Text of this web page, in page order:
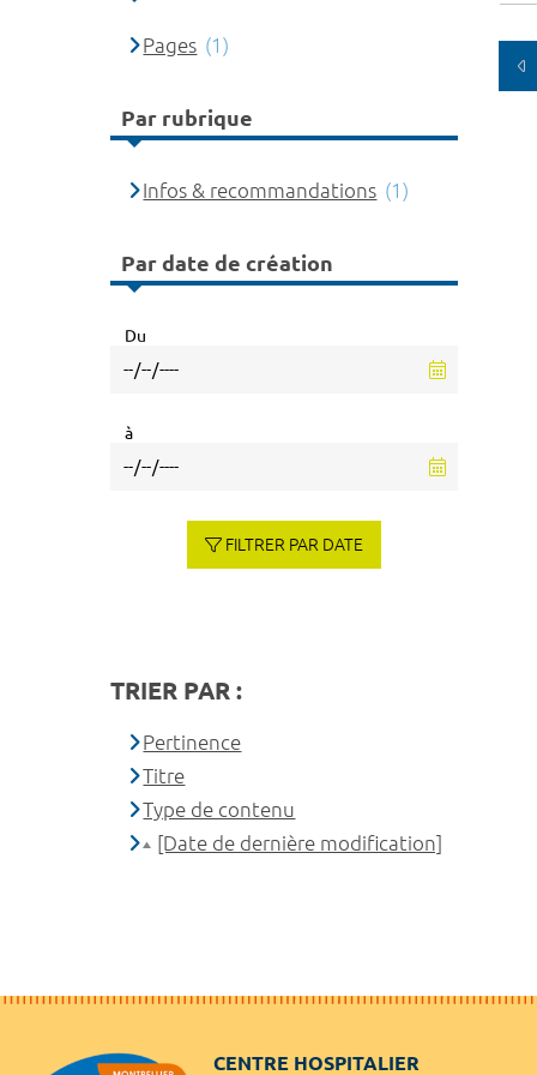
Pages (1)
Par rubrique
Infos & recommandations (1)
Par date de création
Du
à
FILTRER PAR DATE
TRIER PAR :
Pertinence
Titre
Type de contenu
[Date de dernière modification]
CENTRE HOSPITALIER